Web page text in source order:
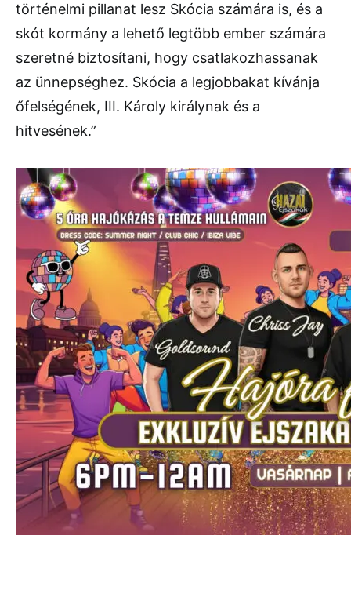
történelmi pillanat lesz Skócia számára is, és a
skót kormány a lehető legtöbb ember számára
szeretné biztosítani, hogy csatlakozhassanak
az ünnepséghez. Skócia a legjobbakat kívánja
őfelségének, III. Károly királynak és a
hitvesének.”